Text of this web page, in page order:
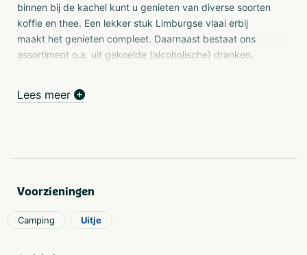
binnen bij de kachel kunt u genieten van diverse soorten
koffie en thee. Een lekker stuk Limburgse vlaai erbij
maakt het genieten compleet. Daarnaast bestaat ons
assortiment o.a. uit gekoelde (alcoholische) dranken,
beschikbaar. De bebouwde kom van Weert, met de kleine
afstand van 1 km.
Lees meer
Voorzieningen
Camping Uitje